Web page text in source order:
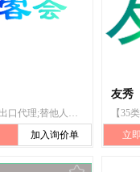
【35类】进出口代理;替他人推销;替他人采购(替其他企业购买商品或服务)
加入询价单
友秀
立